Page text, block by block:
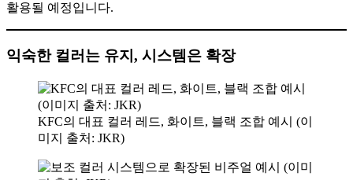
활용될 예정입니다.
익숙한 컬러는 유지, 시스템은 확장
KFC의 대표 컬러 레드, 화이트, 블랙 조합 예시 (이
미지 출처: JKR)